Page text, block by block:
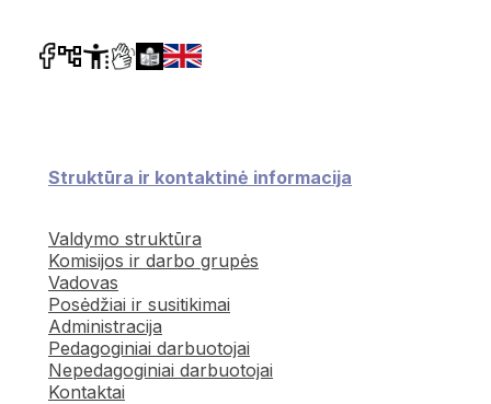
Struktūra ir kontaktinė informacija
Valdymo struktūra
Komisijos ir darbo grupės
Vadovas
Posėdžiai ir susitikimai
Administracija
Pedagoginiai darbuotojai
Nepedagoginiai darbuotojai
Kontaktai